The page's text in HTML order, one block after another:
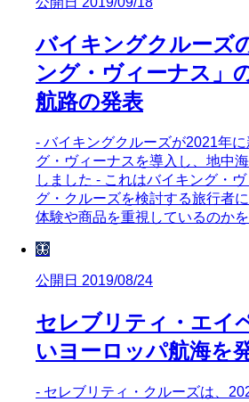
バイキングクルーズ
ング・ヴィーナス」
航路の発表
- バイキングクルーズが2021年
グ・ヴィーナスを導入し、地中
しました - これはバイキング・
グ・クルーズを検討する旅行者
体験や商品を重視しているのか
🦋
公開日 2019/08/24
セレブリティ・エイ
いヨーロッパ航海を
- セレブリティ・クルーズは、